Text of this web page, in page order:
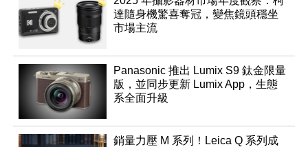
達隨身機驚喜奪冠，變焦鏡頭穩坐
市場主流
Panasonic 推出 Lumix S9 鈦金限量
版，並同步更新 Lumix App，生態
系全面升級
銷量力壓 M 系列！Leica Q 系列成